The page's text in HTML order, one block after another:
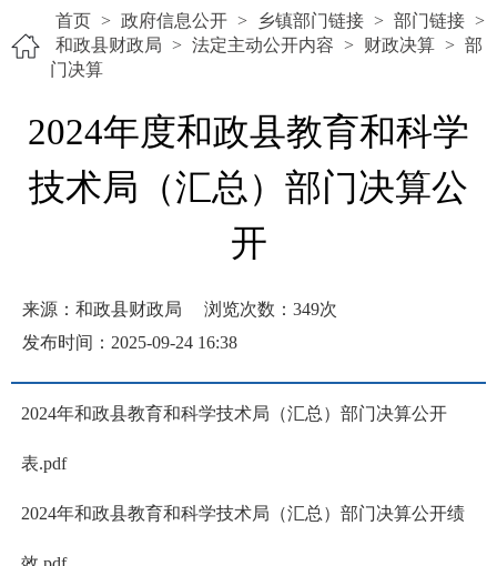
首页 > 政府信息公开 > 乡镇部门链接 > 部门链接 >
和政县财政局 > 法定主动公开内容 > 财政决算 > 部
门决算
2024年度和政县教育和科学
技术局（汇总）部门决算公
开
来源：和政县财政局 浏览次数： 349次
发布时间：2025-09-24 16:38
2024年和政县教育和科学技术局（汇总）部门决算公开
表.pdf
2024年和政县教育和科学技术局（汇总）部门决算公开绩